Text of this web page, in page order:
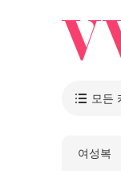
 모든
여성복